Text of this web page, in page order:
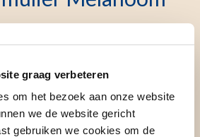
graag verbeteren
om het bezoek aan onze website
we de website gericht
gebruiken we cookies om de
Particulier
of zakelijk
Particulier
Zakelijk